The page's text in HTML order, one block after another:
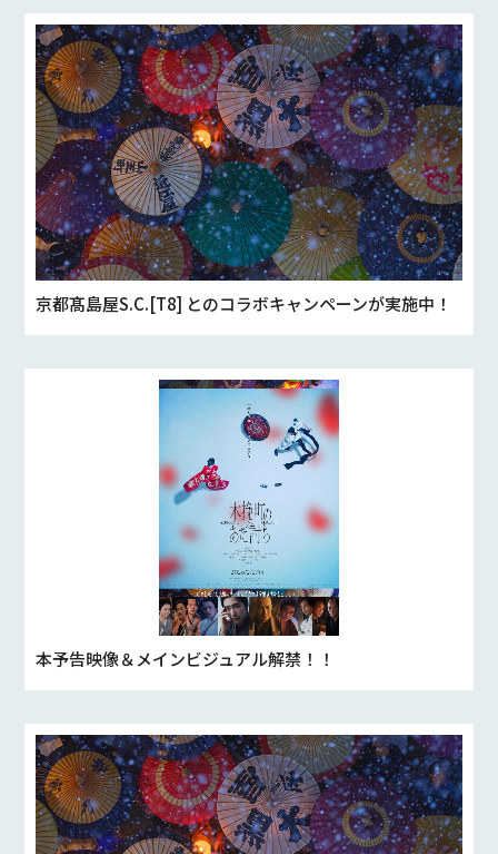
京都髙島屋S.C.[T8] とのコラボキャンペーンが実施中！
本予告映像＆メインビジュアル解禁！！